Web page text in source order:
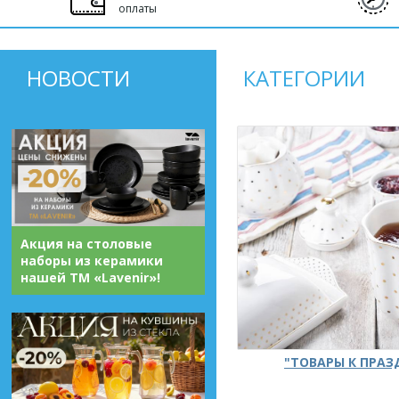
оплаты
НОВОСТИ
Акция на столовые
наборы из керамики
нашей ТМ «Lavenir»!
КАТЕГОРИИ
"ТОВАРЫ К